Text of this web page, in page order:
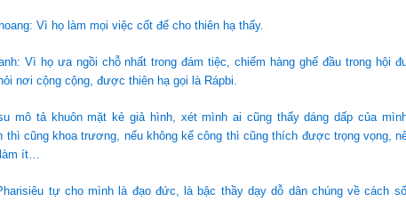
Vì họ làm mọi việc cốt để cho thiên hạ thấy.
Vì họ ưa ngồi chỗ nhất trong đám tiệc, chiếm hàng ghế đầu trong hội
nơi cộng cộng, được thiên hạ gọi là Rápbi.
mô tả khuôn mặt kẻ giả hình, xét mình ai cũng thấy dáng dấp của
thì cũng khoa trương, nếu không kể công thì cũng thích được trọng vọng,
làm ít…
tự cho mình là đạo đức, là bậc thầy dạy dỗ dân chúng về cách